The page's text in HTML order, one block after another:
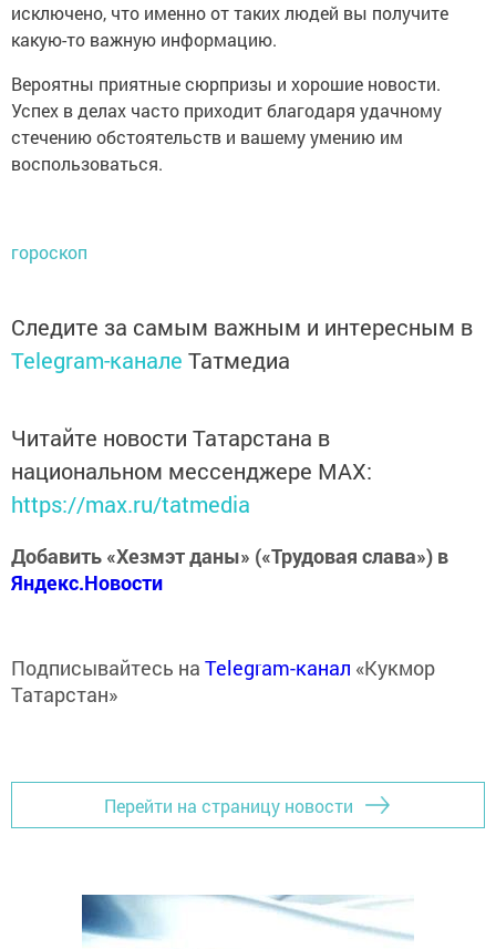
исключено, что именно от таких людей вы получите
какую-то важную информацию.
Вероятны приятные сюрпризы и хорошие новости.
Успех в делах часто приходит благодаря удачному
стечению обстоятельств и вашему умению им
воспользоваться.
гороскоп
Следите за самым важным и интересным в
Telegram-канале Татмедиа
Читайте новости Татарстана в
национальном мессенджере MАХ:
https://max.ru/tatmedia
Добавить «Хезмэт даны» («Трудовая слава») в
Яндекс.Новости
Подписывайтесь на Telegram-канал «Кукмор
Татарстан»
Перейти на страницу новости